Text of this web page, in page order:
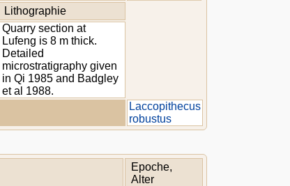
Lithographie
Quarry section at
Lufeng is 8 m thick.
Detailed
microstratigraphy given
in Qi 1985 and Badgley
et al 1988.
Laccopithecus
robustus
Epoche,
Alter